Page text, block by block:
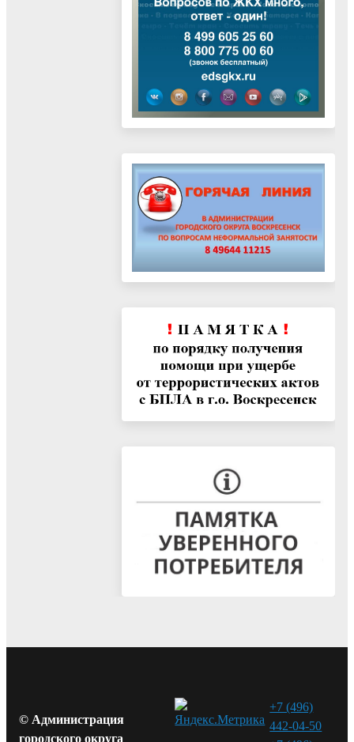
© Администрация
городского округа
+7 (496)
442-04-50